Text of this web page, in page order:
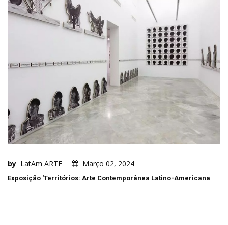
by LatAm ARTE Março 02, 2024
Exposição 'Territórios: Arte Contemporânea Latino-Americana